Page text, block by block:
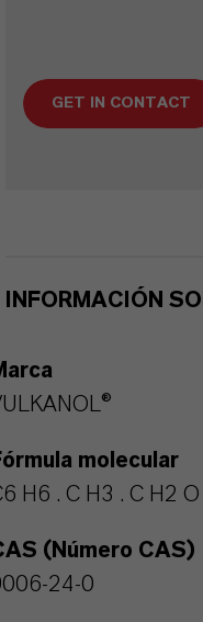
GET IN CONTACT
INFORMACIÓN
molecular
H6 . C H3 . C H2 O
(Número CAS)
24-0